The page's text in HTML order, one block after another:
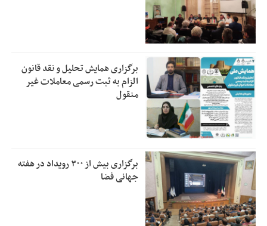
برگزاری همایش تحلیل و نقد قانون
الزام به ثبت رسمی معاملات غیر
منقول
برگزاری بیش از ۳۰۰ رویداد در هفته
جهانی فضا